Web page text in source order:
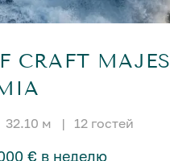
CRAFT
32.10 м | 12 гостей
€ в неделю